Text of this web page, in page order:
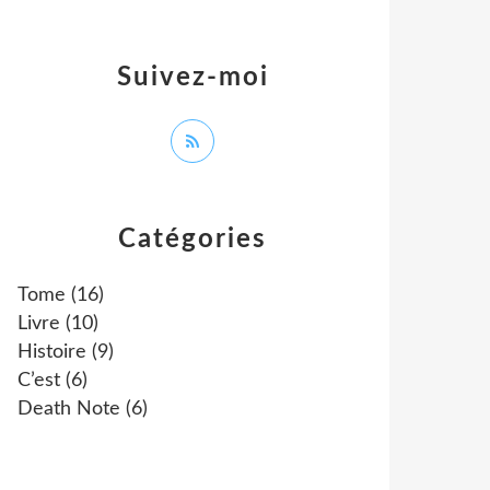
Catégories
Tome (16)
Livre (10)
Histoire (9)
C’est (6)
Death Note (6)
Suivez-moi